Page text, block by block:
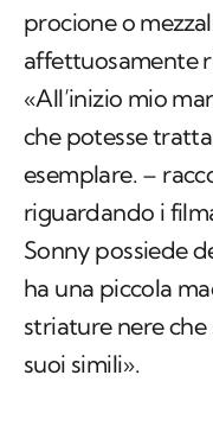
procione o
affettuosamente
«All’inizio mio
che potesse
esemplare. –
riguardando i
Sonny possiede
ha una piccola
striature nere
suoi simili».